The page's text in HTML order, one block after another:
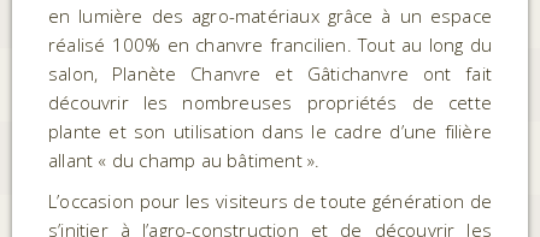
en lumière des agro-matériaux grâce à un espace
réalisé 100% en chanvre francilien. Tout au long du
salon, Planète Chanvre et Gâtichanvre ont fait
découvrir les nombreuses propriétés de cette
plante et son utilisation dans le cadre d’une filière
allant « du champ au bâtiment ».
L’occasion pour les visiteurs de toute génération de
s’initier à l’agro-construction et de découvrir les